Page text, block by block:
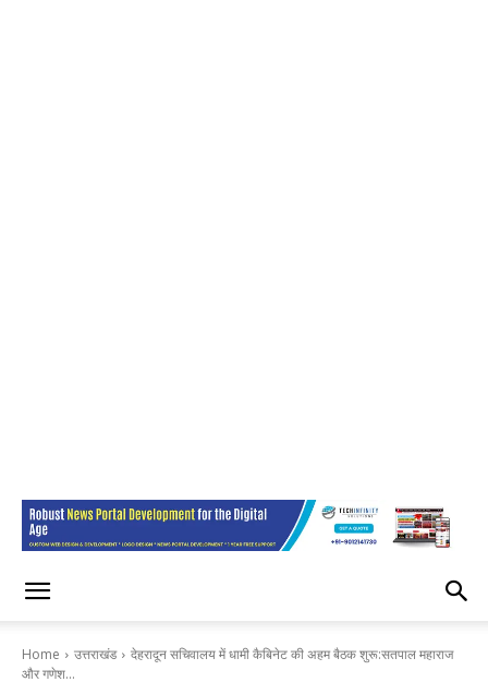
Home उत्तराखंड
देहरादून सचिवालय में धामी कैबिनेट की अहम बैठक शुरू:सतपाल महाराज
और गणेश...